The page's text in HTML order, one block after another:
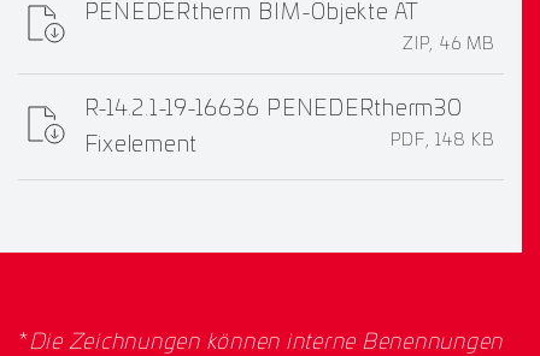
PENEDERtherm BIM-Objekte AT
ZIP, 46 MB
R-14.2.1-19-16636 PENEDERtherm30
Fixelement
PDF, 148 KB
*Die Zeichnungen können interne Benennungen